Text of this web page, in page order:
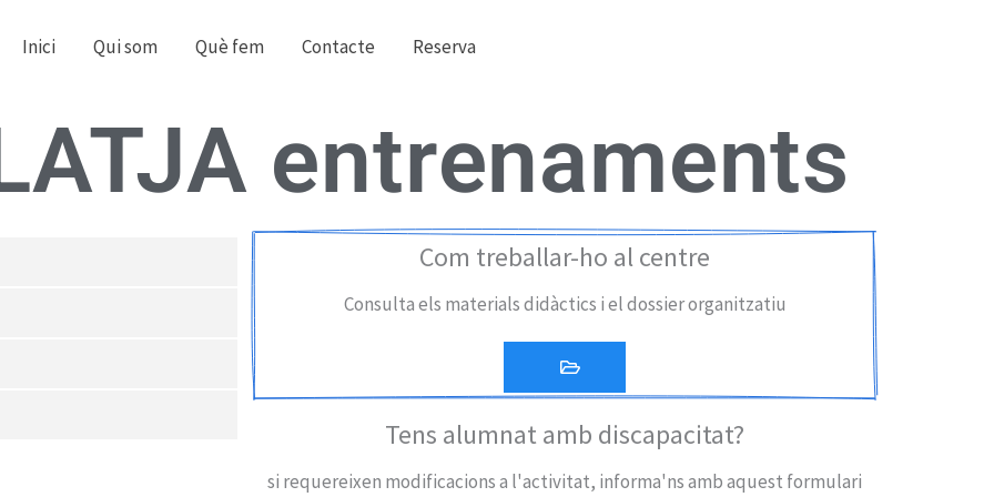
Inici Qui som Què fem Contacte Reserva
entrenaments
Com treballar-ho al centre
Consulta els materials didàctics i el dossier organitzatiu
Tens alumnat amb discapacitat?
si requereixen modificacions a l'activitat, informa'ns amb aquest formulari